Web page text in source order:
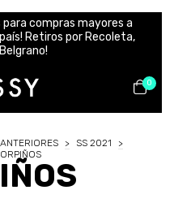
para compras mayores a
Retiros por Recoleta,
0
> SS 2021
>